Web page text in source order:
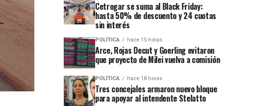
Cetrogar se suma al Black Friday:
hasta 50% de descuento y 24 cuotas
sin interés
POLÍTICA hace 15 horas
Arce, Rojas Decut y Goerling evitaron
que proyecto de Milei vuelva a comisión
POLÍTICA hace 18 horas
Tres concejales armaron nuevo bloque
para apoyar al intendente Stelatto